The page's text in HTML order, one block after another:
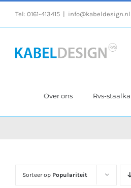
Tel: 0161-413415 info@kabeldesign.nl
Over ons Rvs-
Sorteer op Populariteit